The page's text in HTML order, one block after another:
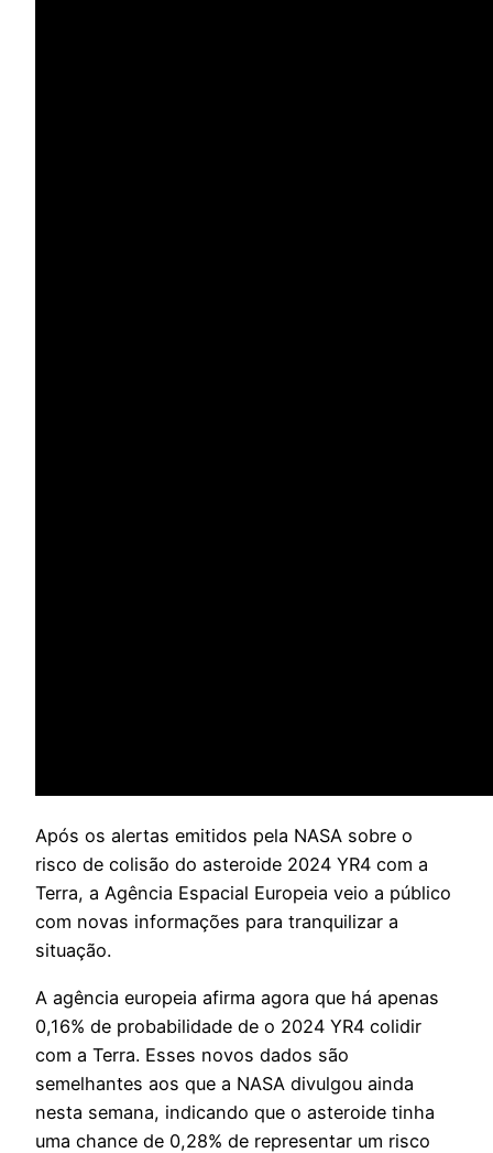
Após os alertas emitidos pela NASA sobre o
risco de colisão do asteroide 2024 YR4 com a
Terra, a Agência Espacial Europeia veio a público
com novas informações para tranquilizar a
situação.
A agência europeia afirma agora que há apenas
0,16% de probabilidade de o 2024 YR4 colidir
com a Terra. Esses novos dados são
semelhantes aos que a NASA divulgou ainda
nesta semana, indicando que o asteroide tinha
uma chance de 0,28% de representar um risco